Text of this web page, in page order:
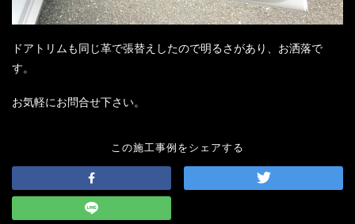
ドアトリムも同じ革で張替えしたので明るさがあり、お洒落で
す。
お気軽にお問合せ下さい。
この施工事例をシェアする